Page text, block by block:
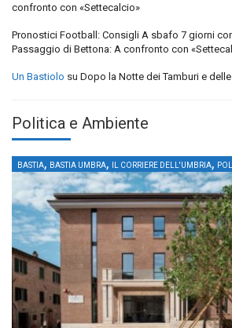
confronto con «Settecalcio»
Pronostici Football: Consigli A sbafo 7 giorni
Passaggio di Bettona: A confronto con
Un Bastiolo su Dopo la Notte dei Tamburi e
Politica e Ambiente
BASTIA, BASTIA UMBRA, IL CORRIERE DELL'UMBRIA,